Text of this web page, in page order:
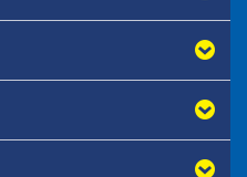
Anbieter,